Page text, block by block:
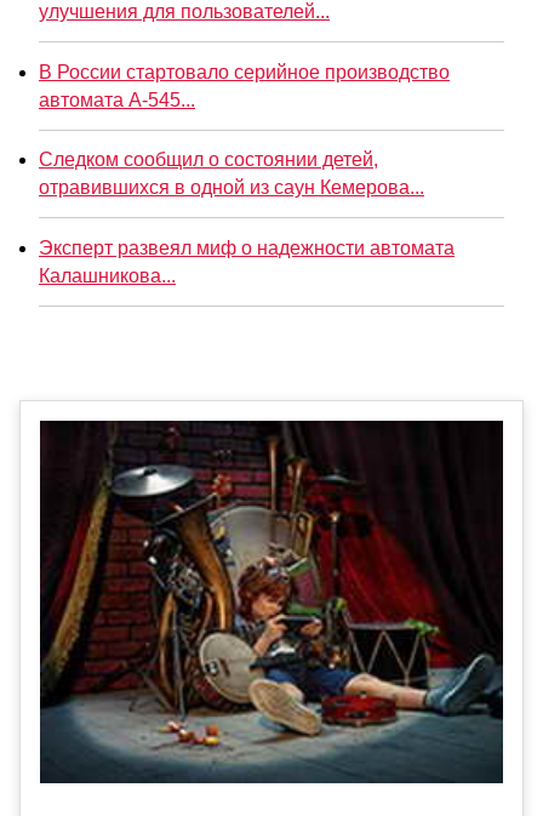
улучшения для пользователей...
В России стартовало серийное производство
автомата А-545...
Следком сообщил о состоянии детей,
отравившихся в одной из саун Кемерова...
Эксперт развеял миф о надежности автомата
Калашникова...